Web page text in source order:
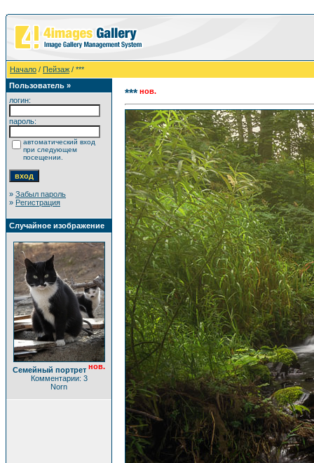
Начало / Пейзаж / ***
Пользователь »
логин:
пароль:
автоматический вход
при следующем
посещении.
» Забыл пароль
» Регистрация
Случайное изображение
Семейный портрет нов.
Комментарии: 3
Norn
*** нов.